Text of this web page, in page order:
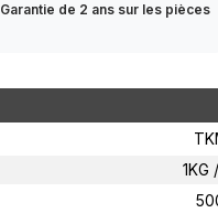
Garantie de 2 ans sur les pièces
1KG